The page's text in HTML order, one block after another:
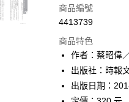
信用卡一次付款
運送方式
付款後全家取貨
商品編號
4413739
商品特色
作者：蔡昭偉
出版社：時報
出版日期：